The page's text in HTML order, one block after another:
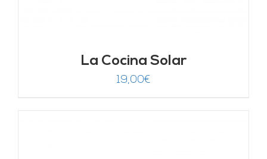
La Cocina Solar
19,00€